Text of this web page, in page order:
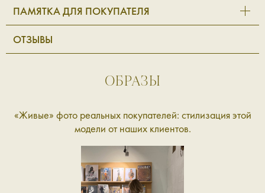
ПАМЯТКА ДЛЯ ПОКУПАТЕЛЯ
ОТЗЫВЫ
ОБРАЗЫ
«Живые» фото реальных покупателей: стилизация этой
модели от наших клиентов.